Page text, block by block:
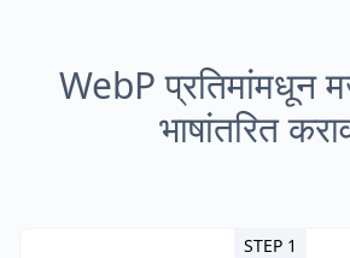
WebP प्रतिमांमधून
भाषांतरित
STEP 1